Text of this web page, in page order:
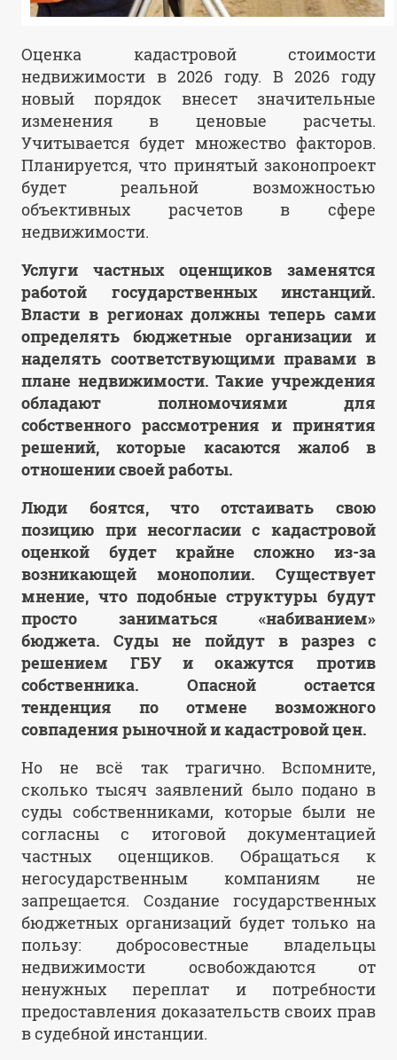
Оценка кадастровой стоимости
недвижимости в 2026 году. В 2026 году
новый порядок внесет значительные
изменения в ценовые расчеты.
Учитывается будет множество факторов.
Планируется, что принятый законопроект
будет реальной возможностью
объективных расчетов в сфере
недвижимости.
Услуги частных оценщиков заменятся
работой государственных инстанций.
Власти в регионах должны теперь сами
определять бюджетные организации и
наделять соответствующими правами в
плане недвижимости. Такие учреждения
обладают полномочиями для
собственного рассмотрения и принятия
решений, которые касаются жалоб в
отношении своей работы.
Люди боятся, что отстаивать свою
позицию при несогласии с кадастровой
оценкой будет крайне сложно из-за
возникающей монополии. Существует
мнение, что подобные структуры будут
просто заниматься «набиванием»
бюджета. Суды не пойдут в разрез с
решением ГБУ и окажутся против
собственника. Опасной остается
тенденция по отмене возможного
совпадения рыночной и кадастровой цен.
Но не всё так трагично. Вспомните,
сколько тысяч заявлений было подано в
суды собственниками, которые были не
согласны с итоговой документацией
частных оценщиков. Обращаться к
негосударственным компаниям не
запрещается. Создание государственных
бюджетных организаций будет только на
пользу: добросовестные владельцы
недвижимости освобождаются от
ненужных переплат и потребности
предоставления доказательств своих прав
в судебной инстанции.